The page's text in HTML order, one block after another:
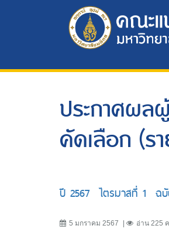
ประกาศผล
คัดเลือก (ร
ปี 2567 ไตรมาสที่ 1 ฉ
5 มกราคม 2567 อ่าน 225